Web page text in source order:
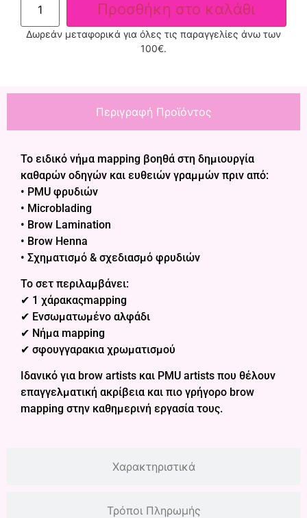
Προσθήκη στο καλάθι
Δωρεάν μεταφορικά για όλες τις παραγγελίες άνω των
100€.
Περιγραφή Προϊόντος
Χαρακτηριστικά
Τρόποι Πληρωμής
Το ειδικό νήμα mapping βοηθά στη δημιουργία
καθαρών οδηγών και ευθειών γραμμών πριν από:
• PMU φρυδιών
• Microblading
• Brow Lamination
• Brow Henna
• Σχηματισμό & σχεδιασμό φρυδιών
Το σετ περιλαμβάνει:
✔ 1 χάρακαςmapping
✔ Ενσωματωμένο αλφάδι
✔ Νήμα mapping
✔ σφουγγαρακια χρωματισμού
Ιδανικό για brow artists και PMU artists που θέλουν
επαγγελματική ακρίβεια και πιο γρήγορο brow
mapping στην καθημερινή εργασία τους.